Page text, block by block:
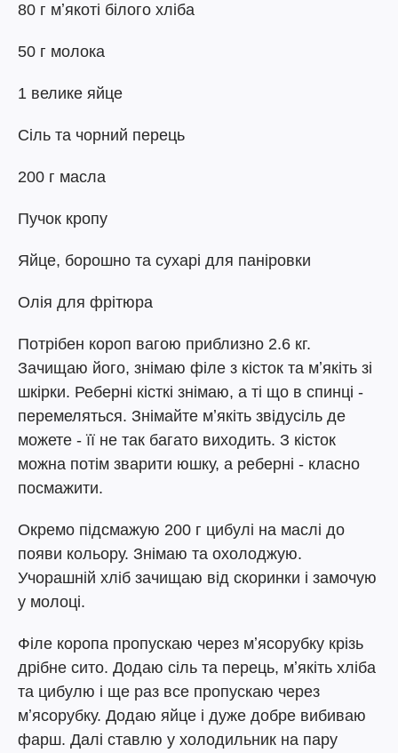
80 г мʼякоті білого хліба
50 г молока
1 велике яйце
Сіль та чорний перець
200 г масла
Пучок кропу
Яйце, борошно та сухарі для паніровки
Олія для фрітюра
Потрібен короп вагою приблизно 2.6 кг.
Зачищаю його, знімаю філе з кісток та мʼякіть зі
шкірки. Реберні кісткі знімаю, а ті що в спинці -
перемеляться. Знімайте мʼякіть звідусіль де
можете - її не так багато виходить. З кісток
можна потім зварити юшку, а реберні - класно
посмажити.
Окремо підсмажую 200 г цибулі на маслі до
появи кольору. Знімаю та охолоджую.
Учорашній хліб зачищаю від скоринки і замочую
у молоці.
Філе коропа пропускаю через мʼясорубку крізь
дрібне сито. Додаю сіль та перець, мʼякіть хліба
та цибулю і ще раз все пропускаю через
мʼясорубку. Додаю яйце і дуже добре вибиваю
фарш. Далі ставлю у холодильник на пару